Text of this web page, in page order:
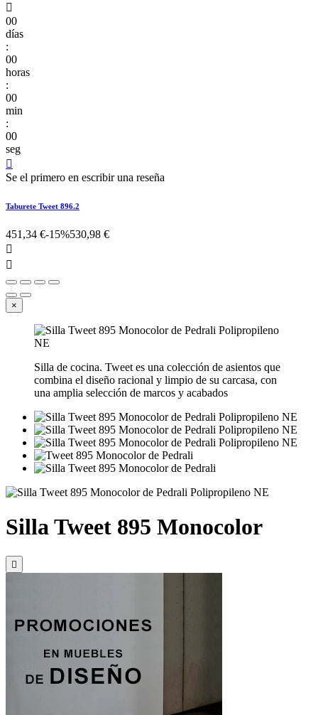

00
días
:
00
horas
:
00
min
:
00
seg

Se el primero en escribir una reseña
Taburete Tweet 896.2
451,34 €-15%530,98 €


×
Silla de cocina. Tweet es una colección de asientos que
combina el diseño racional y limpio de su carcasa, con
una amplia selección de marcos y acabados
Silla Tweet 895 Monocolor
